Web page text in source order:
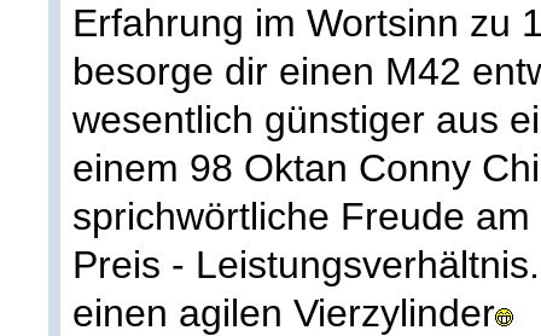
Erfahrung im Wortsinn zu
besorge dir einen M42
wesentlich günstiger aus
einem 98 Oktan Conny
sprichwörtliche Freude
Preis -
einen agilen Vierzylinder